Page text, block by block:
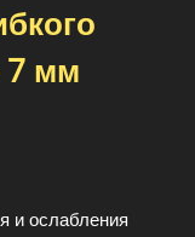
7 мм
и ослабления